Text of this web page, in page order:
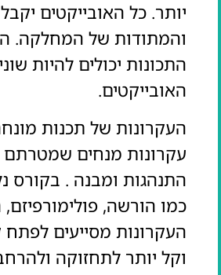
יותר. כל האובייקטים
והמתודות של המחלקה.
התכונות יכולים להיות
האובייקטים.
העקרונות של תכנות
עקרונות מנחים שמטרתם
התנהגות ומבנה . בקורס
כמו הורשה,
העקרונות מסייעים לפתח
וקל יותר לתחזוקה